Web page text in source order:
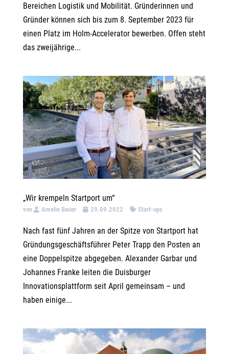
Bereichen Logistik und Mobilität. Gründerinnen und
Gründer können sich bis zum 8. September 2023 für
einen Platz im Holm-Accelerator bewerben. Offen steht
das zweijährige...
„Wir krempeln Startport um“
von Amelie Bauer 29.09.2022 Start-ups
Nach fast fünf Jahren an der Spitze von Startport hat
Gründungsgeschäftsführer Peter Trapp den Posten an
eine Doppelspitze abgegeben. Alexander Garbar und
Johannes Franke leiten die Duisburger
Innovationsplattform seit April gemeinsam – und
haben einige...